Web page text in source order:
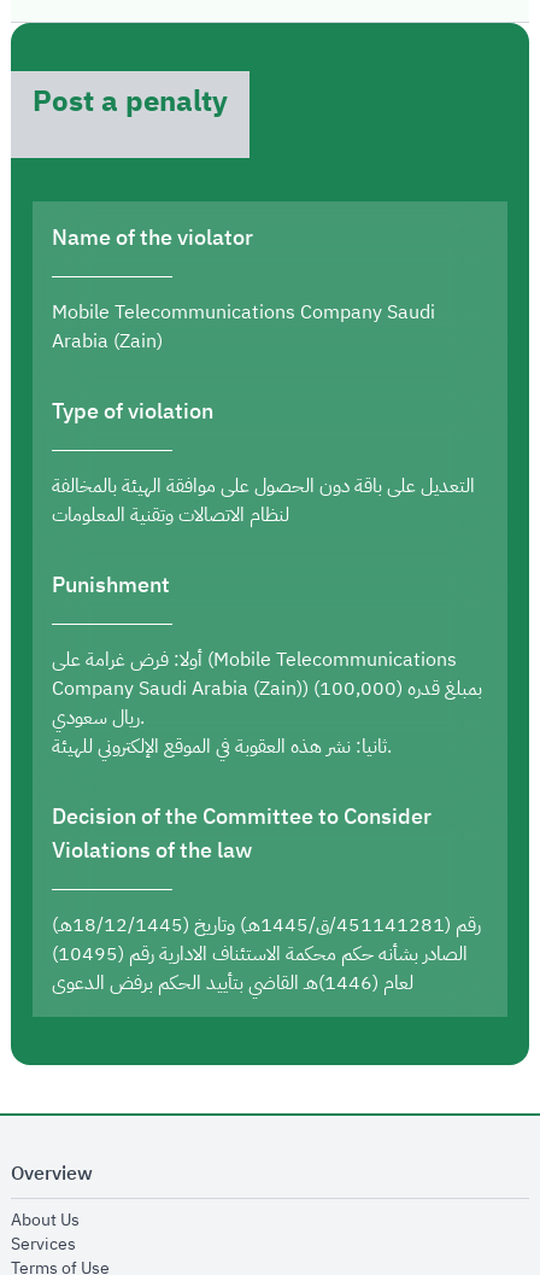
Post a penalty
Name of the violator
Mobile Telecommunications Company Saudi
Arabia (Zain)
Type of violation
التعديل على باقة دون الحصول على موافقة الهيئة بالمخالفة
لنظام الاتصالات وتقنية المعلومات
Punishment
أولا: فرض غرامة على (Mobile Telecommunications
Company Saudi Arabia (Zain)) بمبلغ قدره (100,000)
ريال سعودي.
ثانيا: نشر هذه العقوبة في الموقع الإلكتروني للهيئة.
Decision of the Committee to Consider
Violations of the law
رقم (451141281/ق/1445هـ) وتاريخ (18/12/1445هـ)
الصادر بشأنه حكم محكمة الاستئناف الادارية رقم (10495)
لعام (1446)هـ القاضي بتأييد الحكم برفض الدعوى
Overview
About Us
Services
Terms of Use